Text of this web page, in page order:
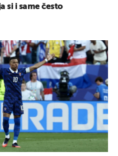
si i same često